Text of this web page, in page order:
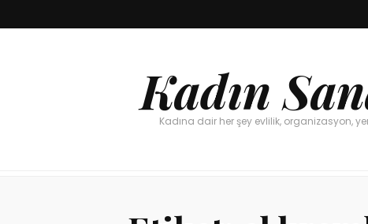
Kadın
Kadına dair her şey evlilik, organizasyon,